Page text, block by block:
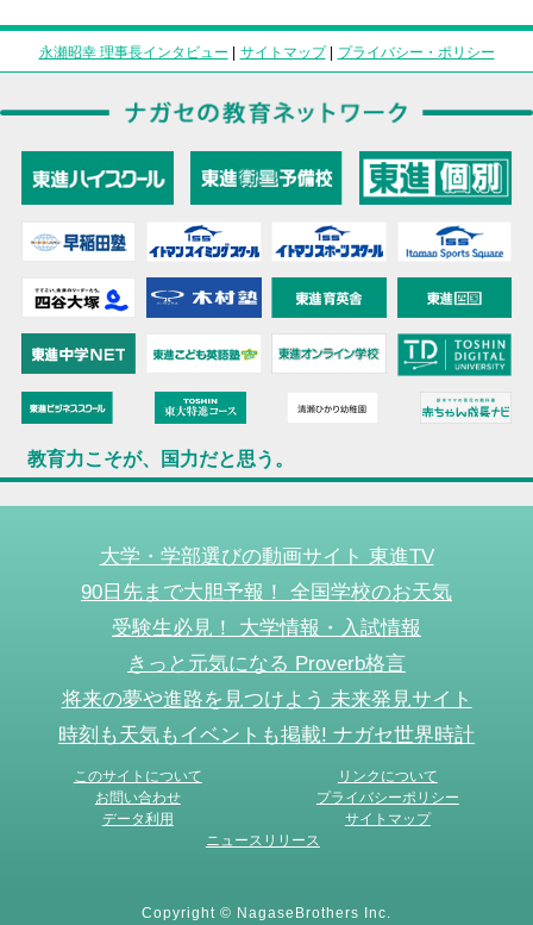
永瀬昭幸 理事長インタビュー | サイトマップ| プライバシー・ポリシー
教育力こそが、国力だと思う。
大学・学部選びの動画サイト 東進TV
90日先まで大胆予報！ 全国学校のお天気
受験生必見！ 大学情報・入試情報
きっと元気になる Proverb格言
将来の夢や進路を見つけよう 未来発見サイト
時刻も天気もイベントも掲載! ナガセ世界時計
このサイトについて
リンクについて
お問い合わせ
プライバシーポリシー
データ利用
サイトマップ
ニュースリリース
Copyright © NagaseBrothers Inc.